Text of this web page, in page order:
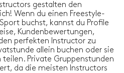
gestalten den
Wenn du einen Freestyle-
buchst, kannst du Profile
Kundenbewertungen,
perfekten Instructor zu
allein buchen oder sie
Private Gruppenstunden
da die meisten Instructors